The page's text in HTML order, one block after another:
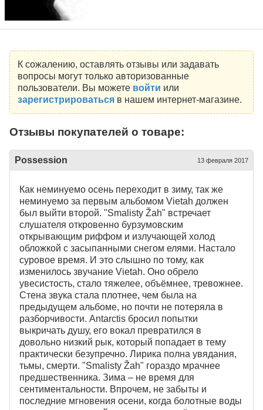
К сожалению, оставлять отзывы или задавать
вопросы могут только авторизованные
пользователи. Вы можете войти или
зарегистрироватьсяв нашем интернет-магазине.
Отзывы покупателей о товаре:
Possession 13 февраля 2017
Как неминуемо осень переходит в зиму, так же
неминуемо за первым альбомом Vietah должен
был выйти второй. "Smalisty Žah" встречает
слушателя откровенно бурзумовским
открывающим риффом и излучающей холод
обложкой с засыпанными снегом елями. Настало
суровое время. И это слышно по тому, как
изменилось звучание Vietah. Оно обрело
увесистость, стало тяжелее, объёмнее, тревожнее.
Стена звука стала плотнее, чем была на
предыдущем альбоме, но почти не потеряла в
разборчивости. Antarctis бросил попытки
выкричать душу, его вокал превратился в
довольно низкий рык, который попадает в тему
практически безупречно. Лирика полна увядания,
тьмы, смерти. "Smalisty Žah" гораздо мрачнее
предшественника. Зима – не время для
сентиментальности. Впрочем, не забыты и
последние мгновения осени, когда болотные воды